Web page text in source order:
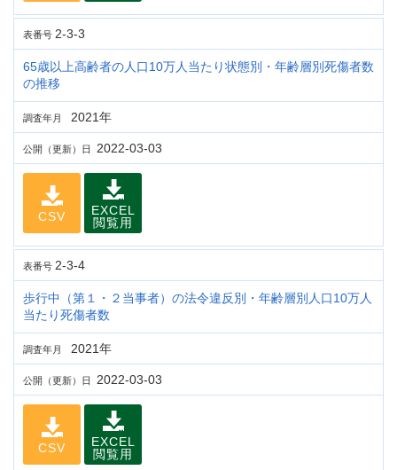
表番号 2-3-3
65歳以上高齢者の人口10万人当たり状態別・年齢層別死傷者数
の推移
調査年月 2021年
公開（更新）日 2022-03-03
CSV
EXCEL
閲覧用
表番号 2-3-4
歩行中（第１・２当事者）の法令違反別・年齢層別人口10万人
当たり死傷者数
調査年月 2021年
公開（更新）日 2022-03-03
CSV
EXCEL
閲覧用